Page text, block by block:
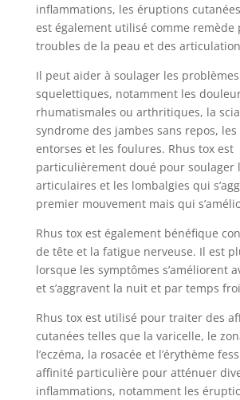
inflammations, les éruptions
est également utilisé comme remède
troubles de la peau et des
Il peut aider à soulager les
squelettiques, notamment les
rhumatismales ou arthritiques, la
syndrome des jambes sans repos,
entorses et les foulures. Rhus tox est
particulièrement doué pour soulager
articulaires et les lombalgies qui
premier mouvement mais qui
Rhus tox est également bénéfique
de tête et la fatigue nerveuse. Il est
lorsque les symptômes s’améliorent
et s’aggravent la nuit et par temps
Rhus tox est utilisé pour traiter des
cutanées telles que la varicelle, le
l’eczéma, la rosacée et l’érythème
affinité particulière pour atténuer
inflammations, notamment les